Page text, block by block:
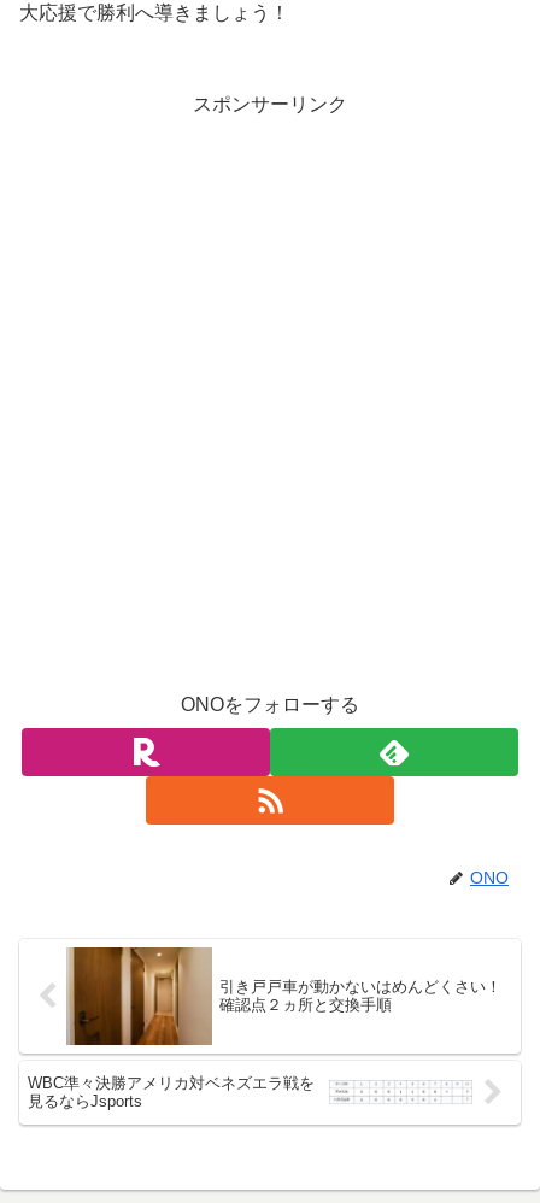
大応援で勝利へ導きましょう！
スポンサーリンク
ONOをフォローする
ONO
引き戸戸車が動かないはめんどくさい！
確認点２ヵ所と交換手順
WBC準々決勝アメリカ対ベネズエラ戦を
見るならJsports